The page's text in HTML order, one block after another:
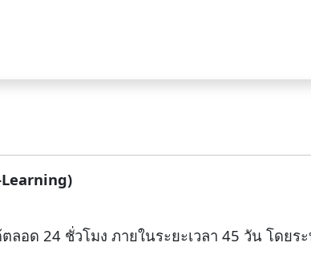
Learning)
อด 24 ชั่วโมง ภายในระยะเวลา 45 วัน โดยร